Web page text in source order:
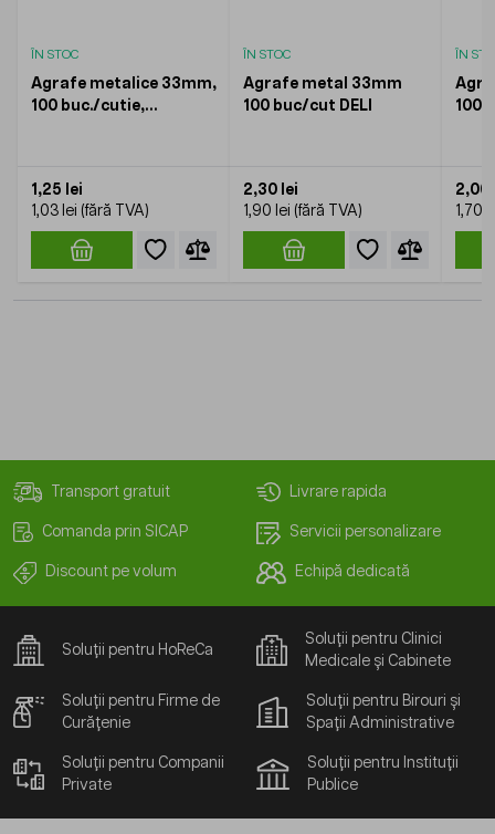
ÎN STOC
Agrafe metalice 33mm,
100 buc./cutie,
1,25 lei
1,03 lei
ÎN STOC
Agrafe metal 33mm
100 buc/cut DELI
2,30 lei
1,90 lei
ÎN
100
2,06
1,70
Transport gratuit Livrare rapida
Comanda prin SICAP Servicii personalizare
Discount pe volum Echipă dedicată
Soluții pentru HoReCa
Soluții pentru Clinici
Medicale și Cabinete
Soluții pentru Firme de
Curățenie
Soluții pentru Birouri și
Spații Administrative
Soluții pentru Companii
Private
Soluții pentru Instituții
Publice